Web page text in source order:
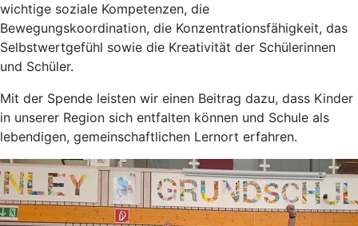
wichtige soziale Kompetenzen, die
Bewegungskoordination, die Konzentrationsfähigkeit, das
Selbstwertgefühl sowie die Kreativität der Schülerinnen
und Schüler.
Mit der Spende leisten wir einen Beitrag dazu, dass Kinder
in unserer Region sich entfalten können und Schule als
lebendigen, gemeinschaftlichen Lernort erfahren.